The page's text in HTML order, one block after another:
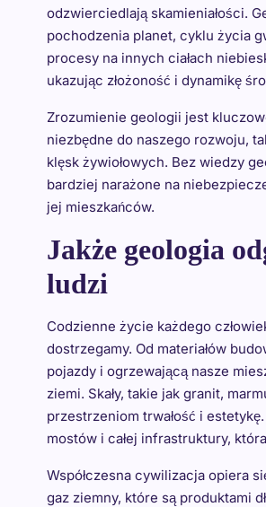
odzwierciedlają skamieniałości.
pochodzenia planet, cyklu życia
procesy na innych ciałach
ukazując złożoność i dynamikę
Zrozumienie geologii jest
niezbędne do naszego rozwoju,
klęsk żywiołowych. Bez wiedzy
bardziej narażone na
jej mieszkańców.
Jakże geologia
ludzi
Codzienne życie każdego
dostrzegamy. Od materiałów
pojazdy i ogrzewającą nasze
ziemi. Skały, takie jak granit,
przestrzeniom trwałość i
mostów i całej infrastruktury,
Współczesna cywilizacja opiera
gaz ziemny, które są produktami